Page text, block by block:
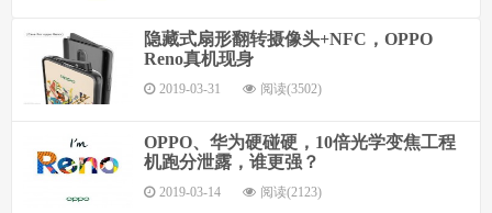
隐藏式扇形翻转摄像头+NFC，OPPO
Reno真机现身
2019-03-31 阅读(3502)
OPPO、华为硬碰硬，10倍光学变焦工程
机跑分泄露，谁更强？
2019-03-14 阅读(2123)